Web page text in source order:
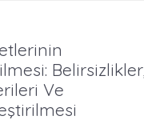
Belirsizlikler,
Ve